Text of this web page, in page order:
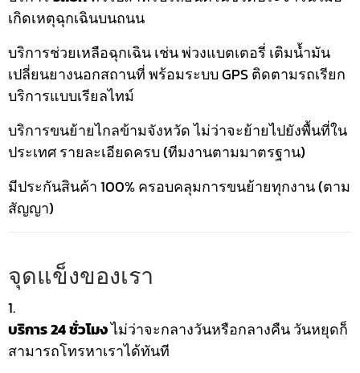
เกิดเหตุฉุกเฉินบนถนน
บริการช่วยเหลือฉุกเฉิน เช่น พ่วงแบตเตอรี่ เติมน้ำมัน
เปลี่ยนยางนอกสถานที่ พร้อมระบบ GPS ติดตามรถเรียก
บริการแบบเรียลไทม์
บริการขนย้ายไกลข้ามจังหวัด ไม่ว่าจะย้ายไปยังพื้นที่ใน
ประเทศ รายละเอียดครบ (ทีมงานตามมาตรฐาน)
มีประกันสินค้า 100% ครอบคลุมการขนย้ายทุกงาน (ตาม
สัญญา)
จุดแข็งของเรา
บริการ 24 ชั่วโมงไม่ว่าจะกลางวันหรือกลางคืน วันหยุดก็
สามารถโทรหาเราได้ทันที